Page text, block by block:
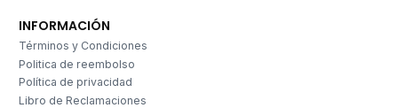
INFORMACIÓN
Términos y Condiciones
Politica de reembolso
Política de privacidad
Libro de Reclamaciones